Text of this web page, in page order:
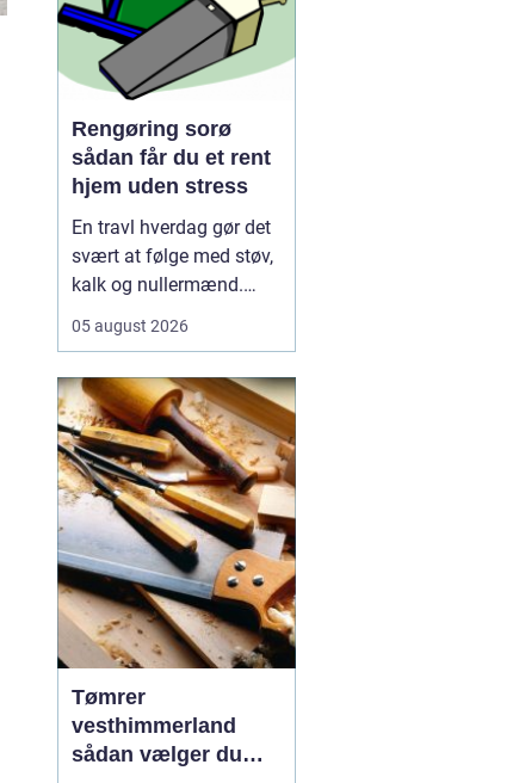
Rengøring sorø
sådan får du et rent
hjem uden stress
En travl hverdag gør det
svært at følge med støv,
kalk og nullermænd.
rengøring glider nederst
det betyder mere rod og
mindre ro.Professionel
rengøring Sorø
handler<...
05 august 2026
Tømrer
vesthimmerland
sådan vælger du